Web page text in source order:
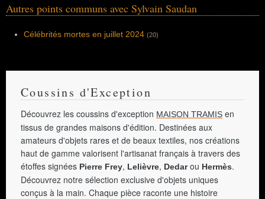
Autres points communs avec Sylvain Saudan
Célébrités mortes en juillet 2024 (20)
Coussins d'Exception
Découvrez les coussins d'exception MAISON TRAMIS en
tissus de grandes maisons d'édition. Destinées aux
amateurs d'objets rares et de beaux textiles, nos créations
haut de gamme valorisent l'artisanat français à travers des
étoffes signées Pierre Frey, Lelièvre, Dedarou Hermès.
Découvrez notre sélection exclusive d'objets uniques
conçus à la main. Chaque pièce raconte une histoire